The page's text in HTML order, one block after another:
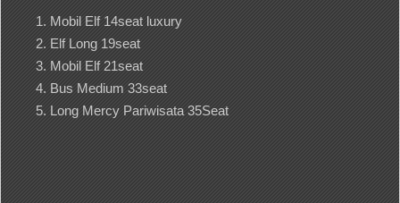
Mobil Elf 14seat luxury
Elf Long 19seat
Mobil Elf 21seat
Bus Medium 33seat
Long Mercy Pariwisata 35Seat